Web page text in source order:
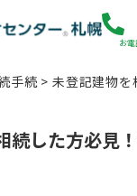
お電
手続> 未登記建物を
続した方必見